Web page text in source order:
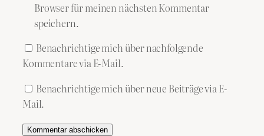
Browser für meinen nächsten Kommentar
speichern.
Benachrichtige mich über nachfolgende
Kommentare via E-Mail.
Benachrichtige mich über neue Beiträge via E-
Mail.